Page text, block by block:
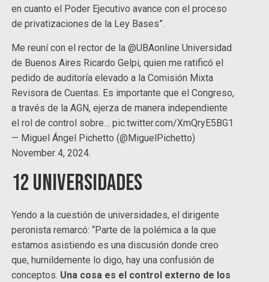
en cuanto el Poder Ejecutivo avance con el proceso
de privatizaciones de la Ley Bases”.
Me reuní con el rector de la @UBAonline Universidad
de Buenos Aires Ricardo Gelpi, quien me ratificó el
pedido de auditoría elevado a la Comisión Mixta
Revisora de Cuentas. Es importante que el Congreso,
a través de la AGN, ejerza de manera independiente
el rol de control sobre… pic.twitter.com/XmQryE5BG1
— Miguel Ángel Pichetto (@MiguelPichetto)
November 4, 2024.
12 Universidades
Yendo a la cuestión de universidades, el dirigente
peronista remarcó: “Parte de la polémica a la que
estamos asistiendo es una discusión donde creo
que, humildemente lo digo, hay una confusión de
conceptos. Una cosa es el control externo de los